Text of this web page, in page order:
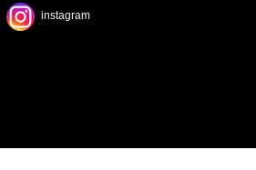
instagram